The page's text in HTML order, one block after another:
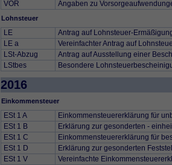
VOR
Angaben zu
Lohnsteuer
LE
Antrag auf Lohnsteuer-
LE a
Vereinfachter Antrag auf
LSt-Abzug
Antrag auf Ausstellung einer
LStbes
Besondere
2016
Einkommensteuer
ESt 1 A
Einkommensteuererklärung für
ESt 1 B
Erklärung zur gesonderten -
ESt 1 C
Einkommensteuererklärung für
ESt 1 D
Erklärung zur gesonderten
ESt 1 V
Vereinfachte